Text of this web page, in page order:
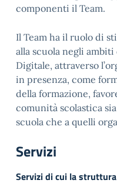
componenti il Team.
Il Team ha il ruolo di
alla scuola negli
Digitale, attraverso
in presenza, come
della formazione,
comunità scolastica
scuola che a quelli
Servizi
Servizi di cui la